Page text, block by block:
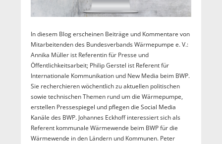
In diesem Blog erscheinen Beiträge und Kommentare von
Mitarbeitenden des Bundesverbands Wärmepumpe e. V.:
Annika Müller ist Referentin für Presse und
Öffentlichkeitsarbeit; Philip Gerstel ist Referent für
Internationale Kommunikation und New Media beim BWP.
Sie recherchieren wöchentlich zu aktuellen politischen
sowie technischen Themen rund um die Wärmepumpe,
erstellen Pressespiegel und pflegen die Social Media
Kanäle des BWP. Johannes Eckhoff interessiert sich als
Referent kommunale Wärmewende beim BWP für die
Wärmewende in den Ländern und Kommunen. Peter